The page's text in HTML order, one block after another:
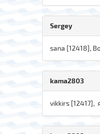
Sergey
sana [12418],
kama2803
vikkirs [12417],